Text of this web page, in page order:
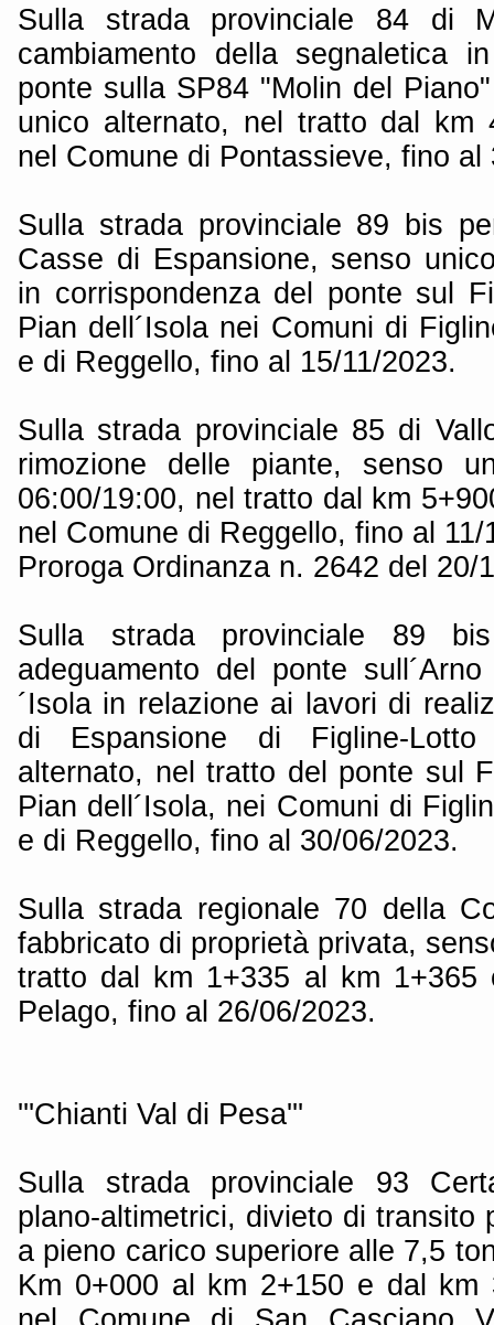
Sulla strada provinciale 84 di
cambiamento della segnaletica
ponte sulla SP84 "Molin del
unico alternato, nel tratto dal km
nel Comune di Pontassieve, fino al
Sulla strada provinciale 89 bis
Casse di Espansione, senso
in corrispondenza del ponte sul
Pian dell´Isola nei Comuni di
e di Reggello, fino al 15/11/2023.
Sulla strada provinciale 85 di
rimozione delle piante, senso
06:00/19:00, nel tratto dal km
nel Comune di Reggello, fino al 11/
Proroga Ordinanza n. 2642 del 20/
Sulla strada provinciale 89
adeguamento del ponte
´Isola in relazione ai lavori di
di Espansione di Figline-
alternato, nel tratto del ponte sul
Pian dell´Isola, nei Comuni di
e di Reggello, fino al 30/06/2023.
Sulla strada regionale 70 della
fabbricato di proprietà privata,
tratto dal km 1+335 al km 1+365
Pelago, fino al 26/06/2023.
'''Chianti Val di Pesa'''
Sulla strada provinciale 93
plano-altimetrici, divieto di transito
a pieno carico superiore alle 7,5
Km 0+000 al km 2+150 e dal km